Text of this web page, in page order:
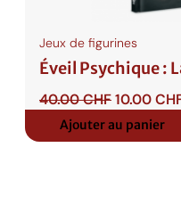
Jeux de figurines
Éveil Psychique :
40.00CHFLe
prix
initial
10.00
Ajouter au panier